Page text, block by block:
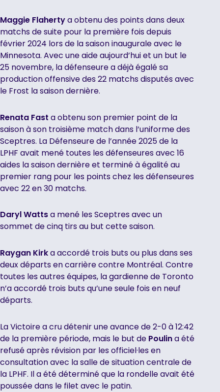
Maggie Flahertya obtenu des points dans deux
matchs de suite pour la première fois depuis
février 2024 lors de la saison inaugurale avec le
Minnesota. Avec une aide aujourd’hui et un but le
25 novembre, la défenseure a déjà égalé sa
production offensive des 22 matchs disputés avec
le Frost la saison dernière.
Renata Fast a obtenu son premier point de la
saison à son troisième match dans l’uniforme des
Sceptres. La Défenseure de l’année 2025 de la
LPHF avait mené toutes les défenseures avec 16
aides la saison dernière et terminé à égalité au
premier rang pour les points chez les défenseures
avec 22 en 30 matchs.
Daryl Wattsa mené les Sceptres avec un
sommet de cinq tirs au but cette saison.
Raygan Kirka accordé trois buts ou plus dans ses
deux départs en carrière contre Montréal. Contre
toutes les autres équipes, la gardienne de Toronto
n’a accordé trois buts qu’une seule fois en neuf
départs.
La Victoire a cru détenir une avance de 2-0 à 12:42
de la première période, mais le but de Poulina été
refusé après révision par les officiel·les en
consultation avec la salle de situation centrale de
la LPHF. Il a été déterminé que la rondelle avait été
poussée dans le filet avec le patin.